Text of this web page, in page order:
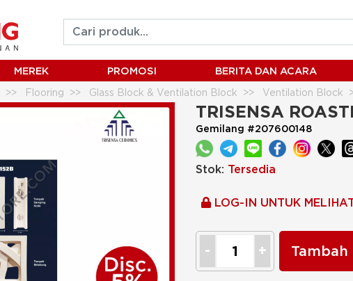
MEREK PROMOSI BERITA DAN ACARA
Flooring Glass Block & Ventilation Block Ventilation Block
TRISENSA
Gemilang #207600148
Stok: Tersedia
LOG-IN UNTUK
Tambah